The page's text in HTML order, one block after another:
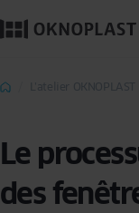
Le
des